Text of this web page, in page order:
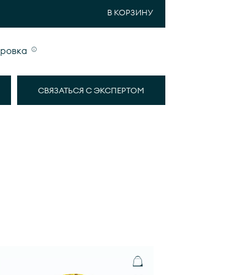
В КОРЗИНУ
СВЯЗАТЬСЯ С ЭКСПЕРТОМ